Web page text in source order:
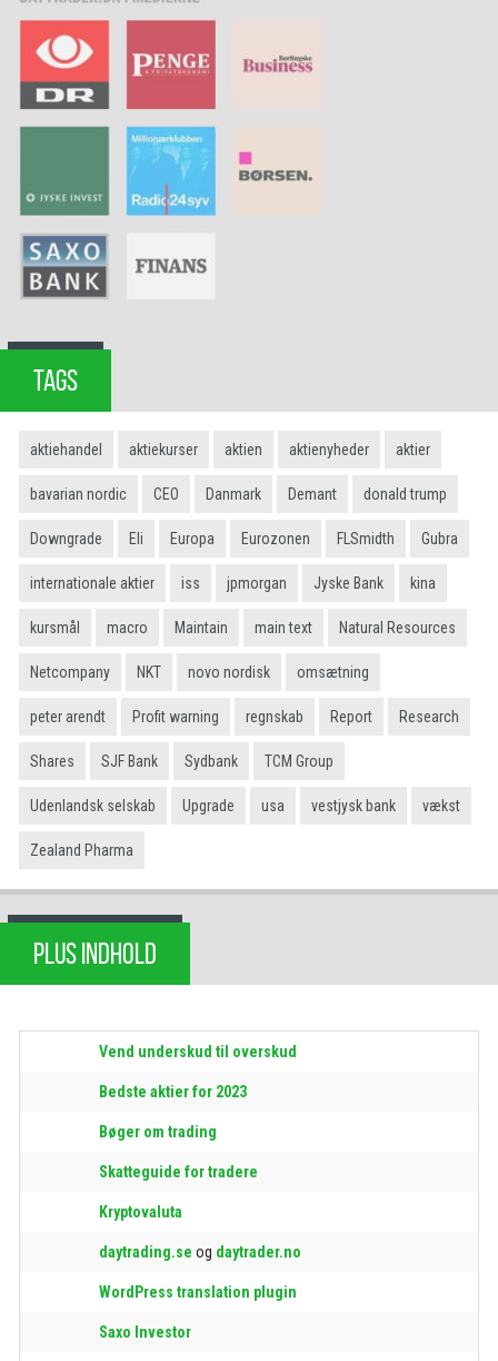
TAGS
aktiehandel aktiekurser aktien aktienyheder aktier
bavarian nordic CEO Danmark Demant donald trump
Downgrade Eli Europa Eurozonen FLSmidth Gubra
internationale aktier iss jpmorgan Jyske Bank kina
kursmål macro Maintain main text Natural Resources
Netcompany NKT novo nordisk omsætning
peter arendt Profit warning regnskab Report Research
Shares SJF Bank Sydbank TCM Group
Udenlandsk selskab Upgrade usa vestjysk bank vækst
Zealand Pharma
PLUS INDHOLD
Vend underskud til overskud
Bedste aktier for 2023
Bøger om trading
Skatteguide for tradere
Kryptovaluta
daytrading.se og daytrader.no
WordPress translation plugin
Saxo Investor